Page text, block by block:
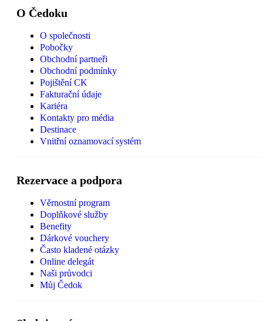
O Čedoku
O společnosti
Pobočky
Obchodní partneři
Obchodní podmínky
Pojištění CK
Fakturační údaje
Kariéra
Kontakty pro média
Destinace
Vnitřní oznamovací systém
Rezervace a podpora
Věrnostní program
Doplňkové služby
Benefity
Dárkové vouchery
Často kladené otázky
Online delegát
Naši průvodci
Můj Čedok